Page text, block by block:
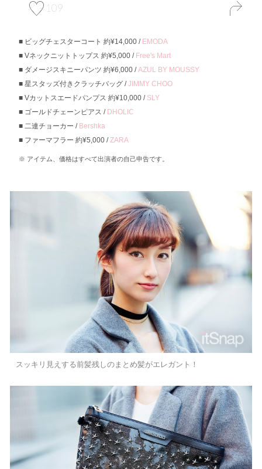
109
ビッグチェスターコート 約¥14,000 / EMODA
Vネックニットトップス 約¥5,000 / Free's Mart
ダメージスキニーパンツ 約¥6,000 /AZUL BY MOUSSY
星スタッズ付きクラッチバッグ /JIMMY CHOO
Vカットスエードパンプス 約¥10,000 / SLY
ゴールドチェーンピアス / DHOLIC
二連チョーカー / Bershka
ファーマフラー 約¥5,000 /ZARA
アイテム、価格はすべて出演者の自己申告です。
スッキリ見えする前髪残しのまとめ髪がエレガント！